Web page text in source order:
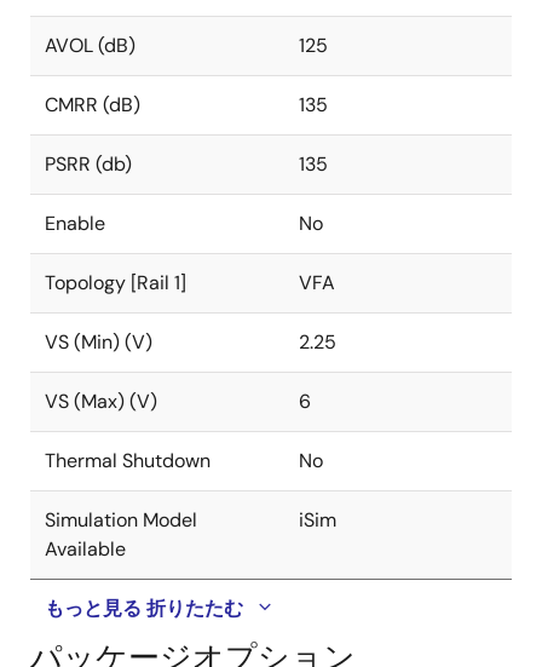
AVOL (dB) 125
CMRR (dB) 135
PSRR (db) 135
Enable No
Topology [Rail 1] VFA
VS (Min) (V) 2.25
VS (Max) (V) 6
Thermal Shutdown No
Simulation Model
Available
iSim
もっと見る 折りたたむ
パッケージオプション